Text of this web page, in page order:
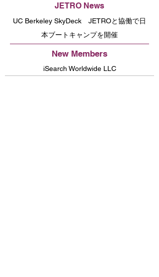
JETRO News
UC Berkeley SkyDeck JETROと協働で日
本ブートキャンプを開催
New Members
iSearch Worldwide LLC